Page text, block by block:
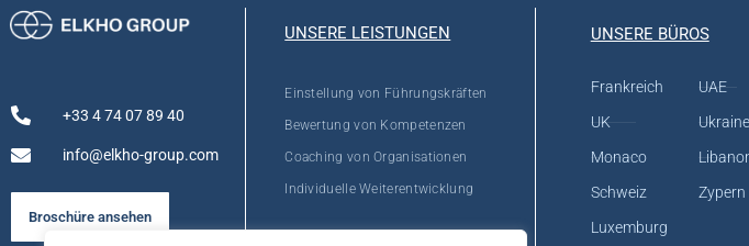
+33 4 74 07 89 40
info@elkho-group.com
Broschüre ansehen
UNSERE LEISTUNGEN
Einstellung von Führungskräften
Bewertung von Kompetenzen
Coaching von Organisationen
Individuelle Weiterentwicklung
UNSERE BÜROS
Frankreich
UK
Monaco
Schweiz
Luxemburg
UAE
Ukraine
Zypern